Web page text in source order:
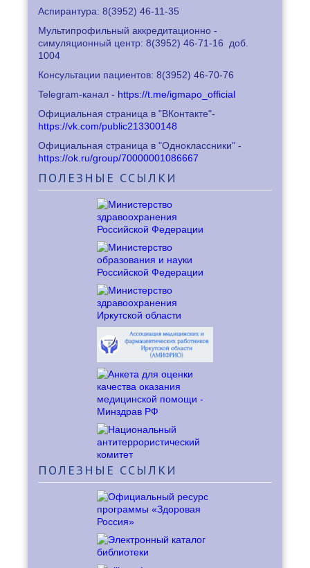
Аспирантура: 8(3952) 46-11-35
Мультипрофильный аккредитационно -
симуляционный центр: 8(3952) 46-71-16
доб.
1004
Консультации пациентов: 8(3952) 46-70-76
Telegram-канал - https://t.me/igmapo_official
Официальная страница в "ВКонтакте"-
https://vk.com/public213300148
Официальная страница в "Одноклассники" -
https://ok.ru/group/70000001086667
ПОЛЕЗНЫЕ ССЫЛКИ
ПОЛЕЗНЫЕ ССЫЛКИ